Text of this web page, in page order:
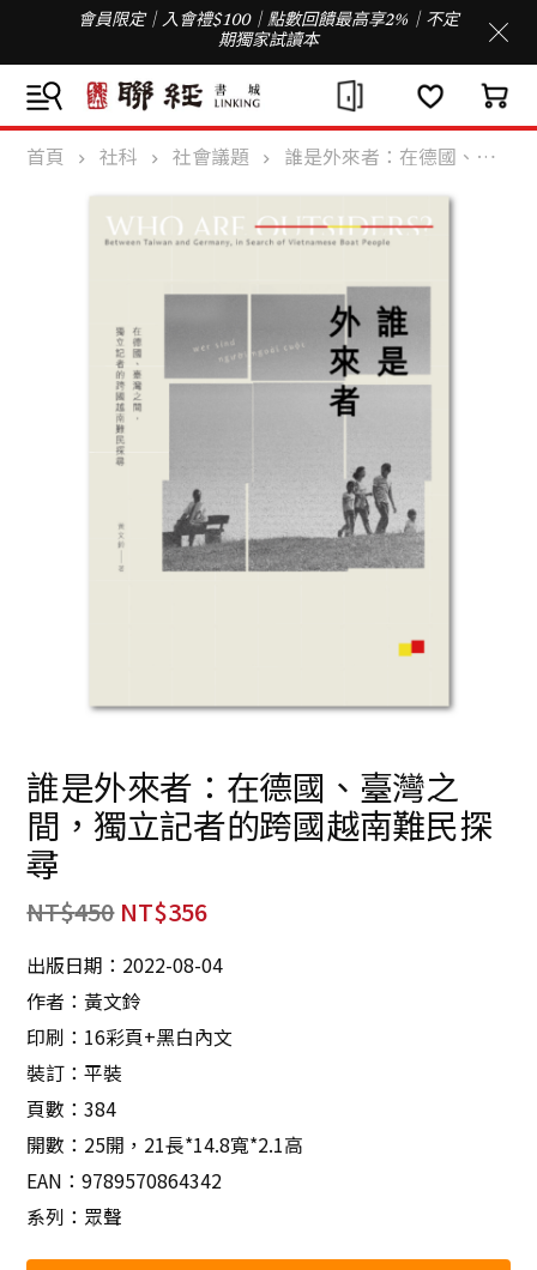
會員限定｜入會禮$100｜點數回饋最高享2%｜不定
期獨家試讀本
首頁 社科 社會議題 誰是外來者：在德國、臺灣之間，獨立記者的跨國越南難民探尋
誰是外來者：在德國、臺灣之
間，獨立記者的跨國越南難民探
尋
NT$450 NT$356
出版日期：2022-08-04
作者：黃文鈴
印刷：16彩頁+黑白內文
裝訂：平裝
頁數：384
開數：25開，21長*14.8寬*2.1高
EAN：9789570864342
系列：眾聲